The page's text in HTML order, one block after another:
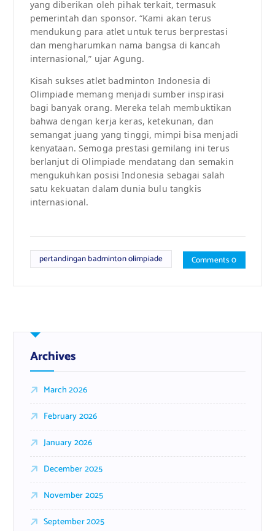
yang diberikan oleh pihak terkait, termasuk
pemerintah dan sponsor. “Kami akan terus
mendukung para atlet untuk terus berprestasi
dan mengharumkan nama bangsa di kancah
internasional,” ujar Agung.
Kisah sukses atlet badminton Indonesia di
Olimpiade memang menjadi sumber inspirasi
bagi banyak orang. Mereka telah membuktikan
bahwa dengan kerja keras, ketekunan, dan
semangat juang yang tinggi, mimpi bisa menjadi
kenyataan. Semoga prestasi gemilang ini terus
berlanjut di Olimpiade mendatang dan semakin
mengukuhkan posisi Indonesia sebagai salah
satu kekuatan dalam dunia bulu tangkis
internasional.
pertandingan badminton olimpiade Comments 0
Archives
March 2026
February 2026
January 2026
December 2025
November 2025
September 2025